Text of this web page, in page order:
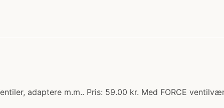
adaptere m.m.. Pris: 59.00 kr. Med FORCE